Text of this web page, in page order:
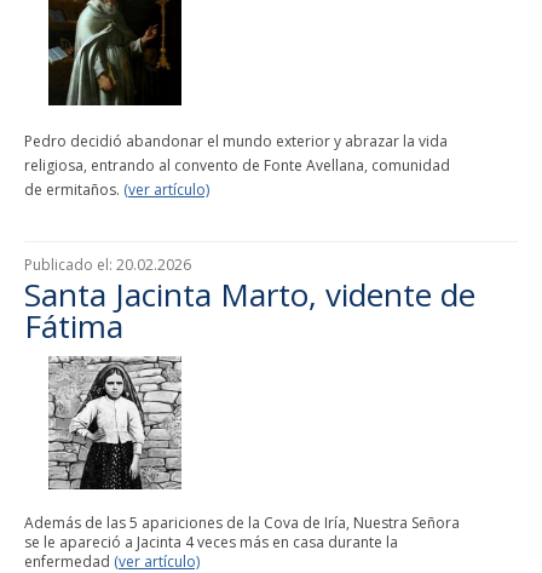
Pedro decidió abandonar el mundo exterior y abrazar la vida
religiosa, entrando al convento de Fonte Avellana, comunidad
de ermitaños. (ver artículo)
Publicado el: 20.02.2026
Santa Jacinta Marto, vidente de
Fátima
Además de las 5 apariciones de la Cova de Iría, Nuestra Señora
se le apareció a Jacinta 4 veces más en casa durante la
enfermedad (ver artículo)